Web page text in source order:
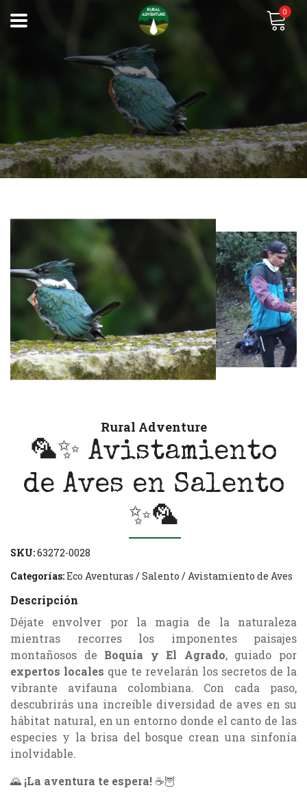
0
Previous Next
Rural Adventure
🦜✨ Avistamiento
de Aves en Salento
✨🦜
SKU:63272-0028
Categorías:Eco Aventuras /Salento / Avistamiento de Aves
Descripción
Déjate envolver por la magia de la naturaleza
mientras recorres los imponentes paisajes
montañosos de Boquía y El Agrado, guiado por
expertos locales que te revelarán los secretos de la
vibrante avifauna colombiana. Con cada paso,
descubrirás una increíble diversidad de aves en su
hábitat natural, en un entorno donde el canto de las
especies y la brisa del bosque crean una sinfonía
inolvidable.
🌄 ¡La aventura te espera! ☕🦉